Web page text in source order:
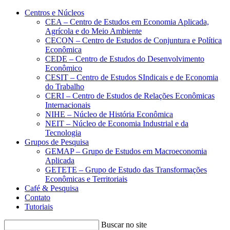
Conteúdo principal Menu principal
Centros e Núcleos
CEA – Centro de Estudos em Economia Aplicada,
Agrícola e do Meio Ambiente
CECON – Centro de Estudos de Conjuntura e Política
Econômica
CEDE – Centro de Estudos do Desenvolvimento
Econômico
CESIT – Centro de Estudos SIndicais e de Economia
do Trabalho
CERI – Centro de Estudos de Relações Econômicas
Internacionais
NIHE – Núcleo de História Econômica
NEIT – Núcleo de Economia Industrial e da
Tecnologia
Grupos de Pesquisa
GEMAP – Grupo de Estudos em Macroeconomia
Aplicada
GETETE – Grupo de Estudo das Transformações
Econômicas e Territoriais
Café & Pesquisa
Contato
Tutoriais
Buscar no site